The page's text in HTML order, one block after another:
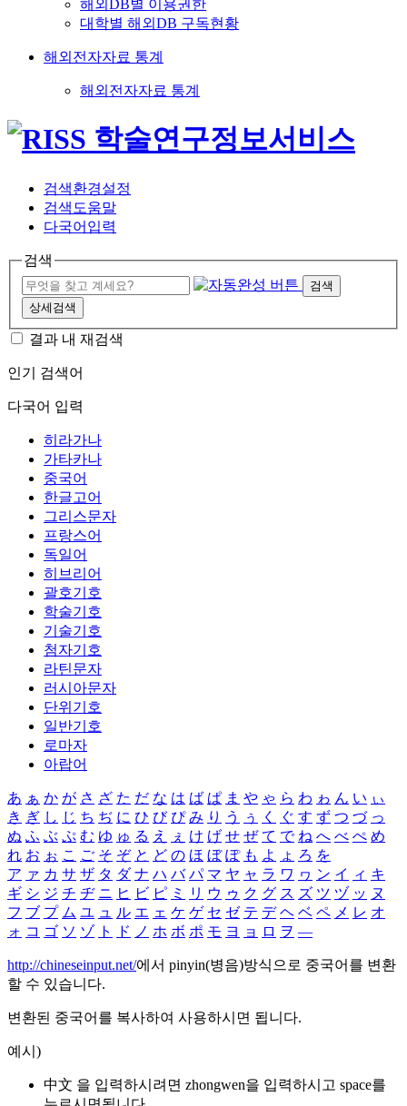
해외DB별 이용권한
대학별 해외DB 구독현황
해외전자자료 통계
해외전자자료 통계
검색환경설정
검색도움말
다국어입력
검색
검색
상세검색
결과 내 재검색
인기 검색어
다국어 입력
히라가나
가타카나
중국어
한글고어
그리스문자
프랑스어
독일어
히브리어
괄호기호
학술기호
기술기호
첨자기호
라틴문자
러시아문자
단위기호
일반기호
로마자
아랍어
あ ぁ か が さ ざ た だ な は ば ぱ ま や ゃ ら わ ゎ ん い ぃ
き ぎ し じ ち ぢ に ひ び ぴ み り う ぅ く ぐ す ず つ づ っ
ぬ ふ ぶ ぷ む ゆ ゅ る え ぇ け げ せ ぜ て で ね へ べ ぺ め
れ お ぉ こ ご そ ぞ と ど の ほ ぼ ぽ も よ ょ ろ を
ア ァ カ サ ザ タ ダ ナ ハ バ パ マ ヤ ャ ラ ワ ヮ ン イ ィ キ
ギ シ ジ チ ヂ ニ ヒ ビ ピ ミ リ ウ ゥ ク グ ス ズ ツ ヅ ッ ヌ
フ ブ プ ム ユ ュ ル エ ェ ケ ゲ セ ゼ テ デ ヘ ベ ペ メ レ オ
ォ コ ゴ ソ ゾ ト ド ノ ホ ボ ポ モ ヨ ョ ロ ヲ ―
http://chineseinput.net/에서 pinyin(병음)방식으로 중국어를 변환
할 수 있습니다.
변환된 중국어를 복사하여 사용하시면 됩니다.
예시)
中文 을 입력하시려면 zhongwen을 입력하시고 space를